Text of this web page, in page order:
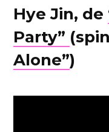
Hye Jin, de
Party”
Alone”)